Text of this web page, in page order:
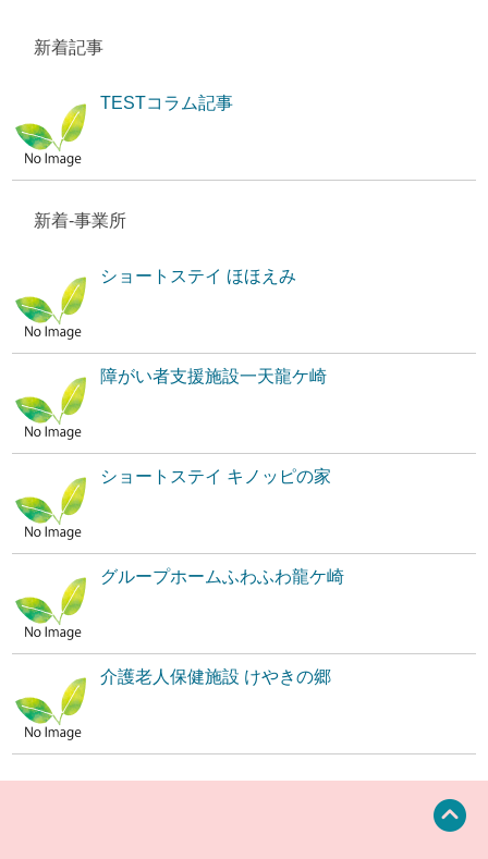
新着記事
TESTコラム記事
新着-事業所
ショートステイ ほほえみ
障がい者支援施設一天龍ケ崎
ショートステイ キノッピの家
グループホームふわふわ龍ケ崎
介護老人保健施設 けやきの郷